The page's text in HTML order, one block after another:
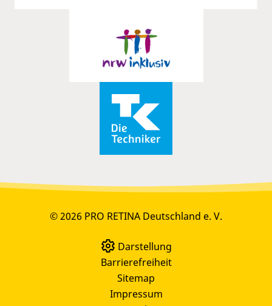
© 2026 PRO RETINA Deutschland e. V.
Darstellung
Barrierefreiheit
Sitemap
Impressum